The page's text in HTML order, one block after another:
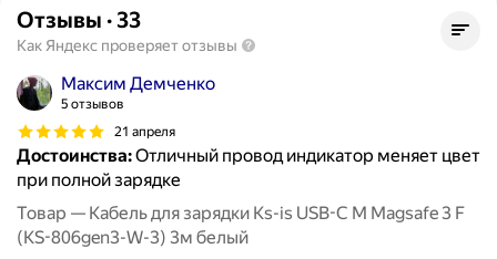
Отзывы · 33
Как Яндекс проверяет отзывы
Максим Демченко
5 отзывов
21 апреля
Достоинства:Отличный провод индикатор меняет цвет
при полной зарядке
Товар — Кабель для зарядки Ks-is USB-C M Magsafe 3 F
(KS-806gen3-W-3) 3м белый